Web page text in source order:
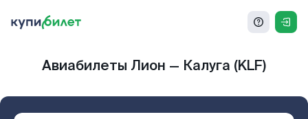
Авиабилеты Лион — Калуга (KLF)